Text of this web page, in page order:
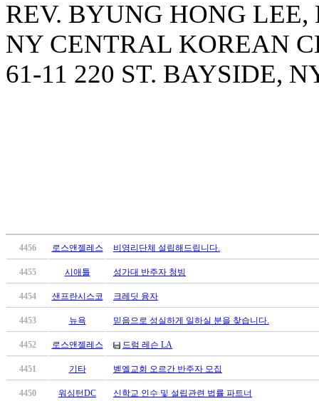
발
기
부
전
치
료
뉴
신
제
이
무
REV. BYUNG HONG LEE,
NY CENTRAL KOREAN
61-11 220 ST. BAYSIDE,
4456 로스앤젤레스 비영리단체 설립해드립니다.
4455 시애틀 성가대 반주자 청빙
4454 샌프란시스코 크레딧 융자
4453 뉴욕 믿음으로 성실하게 일하실 분을 찾습니다.
4452 로스앤젤레스 드럼 레슨 LA
4451 기타 벧엘교회 오르간 반주자 모집
4450 워싱턴DC 신학교 인수 및 설립관련 법률 파트너